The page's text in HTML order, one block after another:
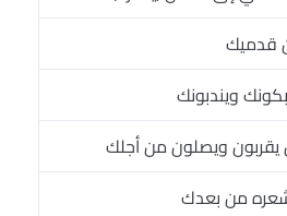
قدميك
ويندبونك
يقربون ويصلون من أجلك
من بعدك